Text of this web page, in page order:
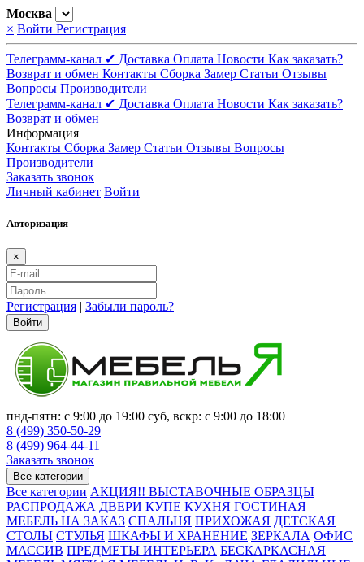
Москва
× Войти Регистрация
Телеграмм-канал ✔ Доставка Оплата Новости Как заказать?
Возврат и обмен Контакты Сборка Замер Статьи Отзывы
Вопросы Производители
Телеграмм-канал ✔ Доставка Оплата Новости Как заказать?
Возврат и обмен
Информация
Контакты Сборка Замер Статьи Отзывы Вопросы
Производители
Заказать звонок
Личный кабинет Войти
Авторизация
×
Регистрация | Забыли пароль?
Войти
пнд-пятн: с 9:00 до 19:00 суб, вскр: с 9:00 до 18:00
8 (499) 350-50-29
8 (499) 964-44-11
Заказать звонок
Все категории
Все категории АКЦИЯ!! ВЫСТАВОЧНЫЕ ОБРАЗЦЫ
РАСПРОДАЖА ДВЕРИ КУПЕ КУХНЯ ГОСТИНАЯ
МЕБЕЛЬ НА ЗАКАЗ СПАЛЬНЯ ПРИХОЖАЯ ДЕТСКАЯ
СТОЛЫ СТУЛЬЯ ШКАФЫ И ХРАНЕНИЕ ЗЕРКАЛА ОФИС
МАССИВ ПРЕДМЕТЫ ИНТЕРЬЕРА БЕСКАРКАСНАЯ